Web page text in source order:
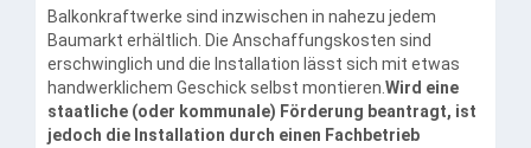
Balkonkraftwerke sind inzwischen in nahezu jedem
Baumarkt erhältlich. Die Anschaffungskosten sind
erschwinglich und die Installation lässt sich mit etwas
handwerklichem Geschick selbst montieren.Wird eine
staatliche (oder kommunale) Förderung beantragt, ist
jedoch die Installation durch einen Fachbetrieb